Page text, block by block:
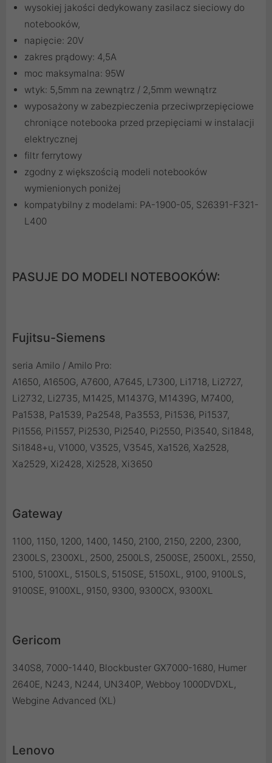
wysokiej jakości dedykowany zasilacz sieciowy do
notebooków,
napięcie: 20V
zakres prądowy: 4,5A
moc maksymalna: 95W
wtyk: 5,5mm na zewnątrz / 2,5mm wewnątrz
wyposażony w zabezpieczenia przeciwprzepięciowe
chroniące notebooka przed przepięciami w instalacji
elektrycznej
filtr ferrytowy
zgodny z większością modeli notebooków
wymienionych poniżej
kompatybilny z modelami: PA-1900-05, S26391-F321-
L400
PASUJE DO MODELI NOTEBOOKÓW:
Fujitsu-Siemens
seria Amilo / Amilo Pro:
A1650, A1650G, A7600, A7645, L7300, Li1718, Li2727,
Li2732, Li2735, M1425, M1437G, M1439G, M7400,
Pa1538, Pa1539, Pa2548, Pa3553, Pi1536, Pi1537,
Pi1556, Pi1557, Pi2530, Pi2540, Pi2550, Pi3540, Si1848,
Si1848+u, V1000, V3525, V3545, Xa1526, Xa2528,
Xa2529, Xi2428, Xi2528, Xi3650
Gateway
1100, 1150, 1200, 1400, 1450, 2100, 2150, 2200, 2300,
2300LS, 2300XL, 2500, 2500LS, 2500SE, 2500XL, 2550,
5100, 5100XL, 5150LS, 5150SE, 5150XL, 9100, 9100LS,
9100SE, 9100XL, 9150, 9300, 9300CX, 9300XL
Gericom
340S8, 7000-1440, Blockbuster GX7000-1680, Humer
2640E, N243, N244, UN340P, Webboy 1000DVDXL,
Webgine Advanced (XL)
Lenovo